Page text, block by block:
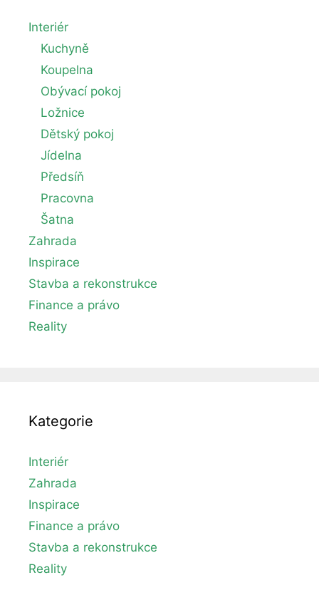
Interiér
Kuchyně
Koupelna
Obývací pokoj
Ložnice
Dětský pokoj
Jídelna
Předsíň
Pracovna
Šatna
Zahrada
Inspirace
Stavba a rekonstrukce
Finance a právo
Reality
Kategorie
Interiér
Zahrada
Inspirace
Finance a právo
Stavba a rekonstrukce
Reality